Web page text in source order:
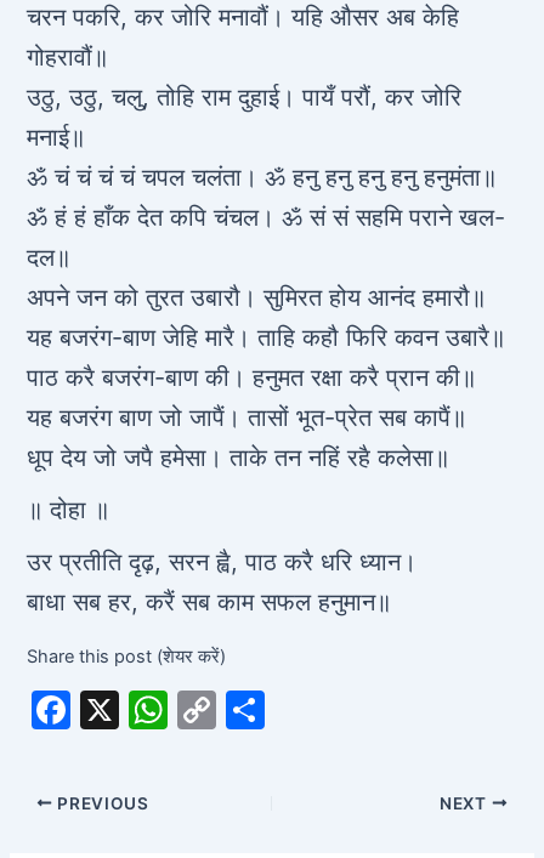
चरन पकरि, कर जोरि मनावौं। यहि औसर अब केहि
गोहरावौं॥
उठु, उठु, चलु, तोहि राम दुहाई। पायँ परौं, कर जोरि
मनाई॥
ॐ चं चं चं चं चपल चलंता। ॐ हनु हनु हनु हनु हनुमंता॥
ॐ हं हं हाँक देत कपि चंचल। ॐ सं सं सहमि पराने खल-
दल॥
अपने जन को तुरत उबारौ। सुमिरत होय आनंद हमारौ॥
यह बजरंग-बाण जेहि मारै। ताहि कहौ फिरि कवन उबारै॥
पाठ करै बजरंग-बाण की। हनुमत रक्षा करै प्रान की॥
यह बजरंग बाण जो जापैं। तासों भूत-प्रेत सब कापैं॥
धूप देय जो जपै हमेसा। ताके तन नहिं रहै कलेसा॥
॥ दोहा ॥
उर प्रतीति दृढ़, सरन ह्वै, पाठ करै धरि ध्यान।
बाधा सब हर, करैं सब काम सफल हनुमान॥
Share this post (शेयर करें)
F
c
e
X
W C
PREVIOUS NEXT